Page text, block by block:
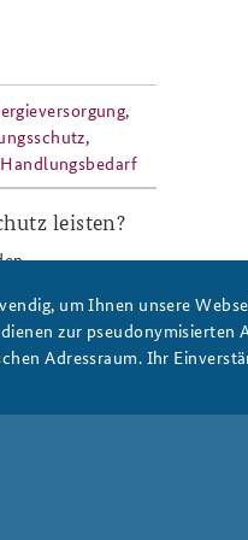
BAKS
,
,
Handlungsbedarf
leisten?
in der BAKS
um Ihnen unsere
zur
Adressraum. Ihr